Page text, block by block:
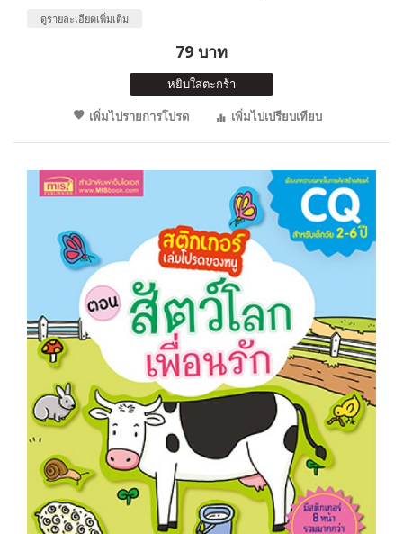
ดูรายละเอียดเพิ่มเติม
79 บาท
หยิบใส่ตะกร้า
เพิ่มไปรายการโปรด
เพิ่มไปเปรียบเทียบ